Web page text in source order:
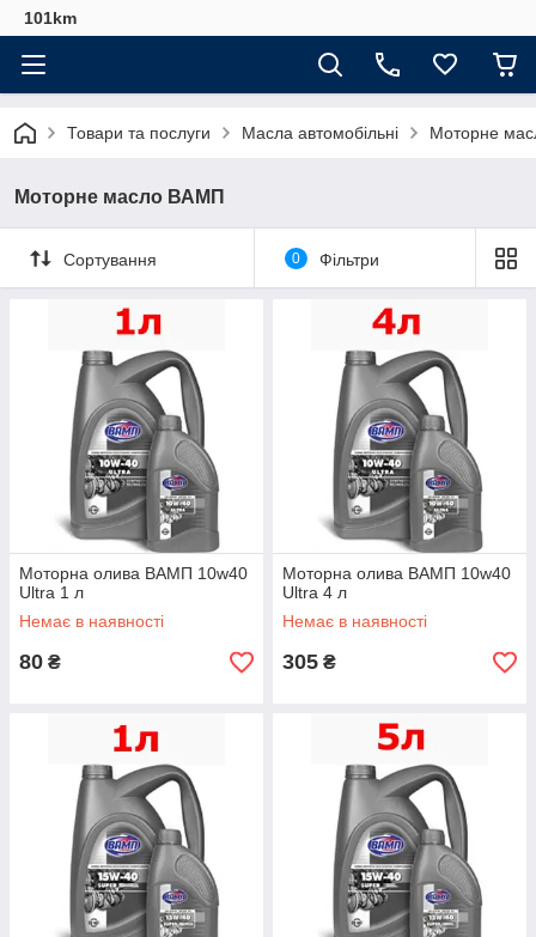
101km
Товари та послуги Масла автомобільні Моторне
Моторне масло ВАМП
Сортування 0 Фільтри
Моторна олива ВАМП 10w40
Ultra 1 л
Немає в наявності
80 ₴
Моторна олива ВАМП 10w40
Ultra 4 л
Немає в наявності
305 ₴